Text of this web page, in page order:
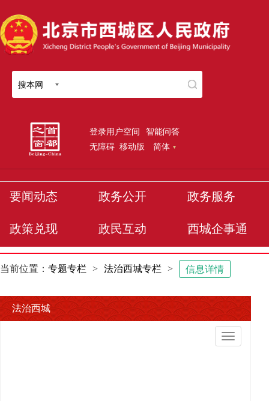
搜本网
登录用户空间 智能问答
无障碍 移动版 简体
要闻动态 政务公开 政务服务
政策兑现 政民互动 西城企事通
当前位置： 专题专栏 > 法治西城专栏 > 信息详情
法治西城
切
换